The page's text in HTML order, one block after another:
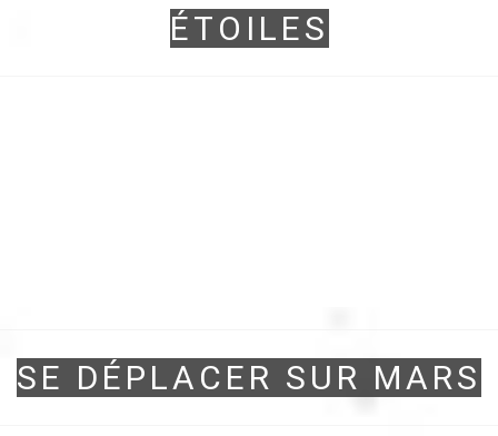
ÉTOILES
SE DÉPLACER SUR MARS